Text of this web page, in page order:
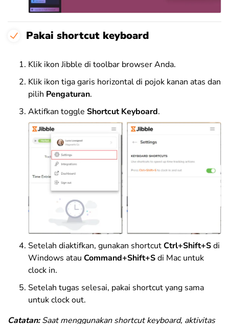
Pakai shortcut keyboard
Klik ikon Jibble di toolbar browser Anda.
Klik ikon tiga garis horizontal di pojok kanan atas dan
pilih Pengaturan.
Aktifkan toggle Shortcut Keyboard.
Setelah diaktifkan, gunakan shortcutCtrl+Shift+Sdi
Windows atau Command+Shift+Sdi Mac untuk
clock in.
Setelah tugas selesai, pakai shortcut yang sama
untuk clock out.
Catatan:Saat menggunakan shortcut keyboard, aktivitas